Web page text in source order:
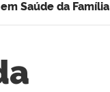
Saúde da Família